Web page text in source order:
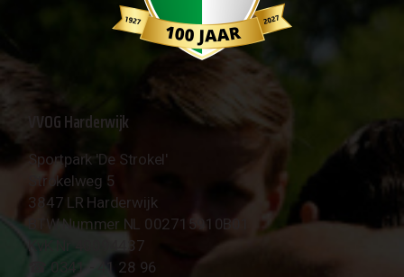
VVOG Harderwijk
Sportpark 'De Strokel'
Strokelweg 5
3847 LR Harderwijk
BTW Nummer NL 002715910B01
KvK Nr 40094437
☎︎ 0341 - 41 28 96